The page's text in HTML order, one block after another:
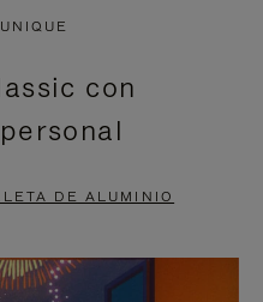
con
DE ALUMINIO